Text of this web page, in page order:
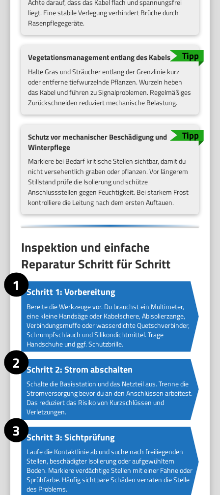
Achte darauf, dass das Kabel flach und spannungsfrei
liegt. Eine stabile Verlegung verhindert Brüche durch
Rasenpflegegeräte.
Vegetationsmanagement entlang des Kabels
Halte Gras und Sträucher entlang der Grenzlinie kurz
oder entferne tiefwurzelnde Pflanzen. Wurzeln heben
das Kabel und führen zu Signalproblemen. Regelmäßiges
Zurückschneiden reduziert mechanische Belastung.
Schutz vor mechanischer Beschädigung und
Winterpflege
Markiere bei Bedarf kritische Stellen sichtbar, damit du
nicht versehentlich graben oder pflanzen. Vor längerem
Stillstand prüfe die Isolierung und schütze
Anschlussstellen gegen Feuchtigkeit. Bei starkem Frost
kontrolliere die Leitung nach dem ersten Auftauen.
Inspektion und einfache
Reparatur Schritt für Schritt
Schritt 1: Vorbereitung
Bereite die Werkzeuge vor. Du brauchst ein Multimeter,
eine kleine Handsäge oder Kabelschere, Abisolierzange,
Verbindungsmuffe oder wasserdichte Quetschverbinder,
Schrumpfschlauch und Silikondichtmittel. Trage
Handschuhe und ggf. Schutzbrille.
Schritt 2: Strom abschalten
Schalte die Basisstation und das Netzteil aus. Trenne die
Stromversorgung bevor du an den Anschlüssen arbeitest.
Das reduziert das Risiko von Kurzschlüssen und
Verletzungen.
Schritt 3: Sichtprüfung
Laufe die Kontaktlinie ab und suche nach freiliegenden
Stellen, beschädigter Isolierung oder aufgewühltem
Boden. Markiere verdächtige Stellen mit einer Fahne oder
Sprühfarbe. Häufig sichtbare Schäden verraten die Stelle
des Problems.